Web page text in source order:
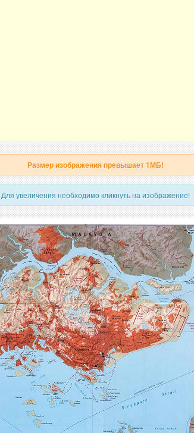
Размер изображения превышает 1МБ!
Для увеличения необходимо кликнуть на изображение!